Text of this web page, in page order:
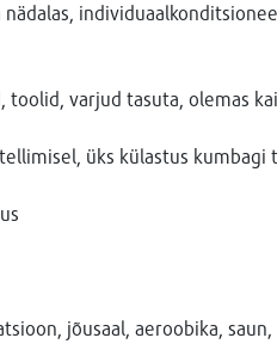
varjud tasuta, olemas
üks külastus kumbagi
jõusaal, aeroobika,